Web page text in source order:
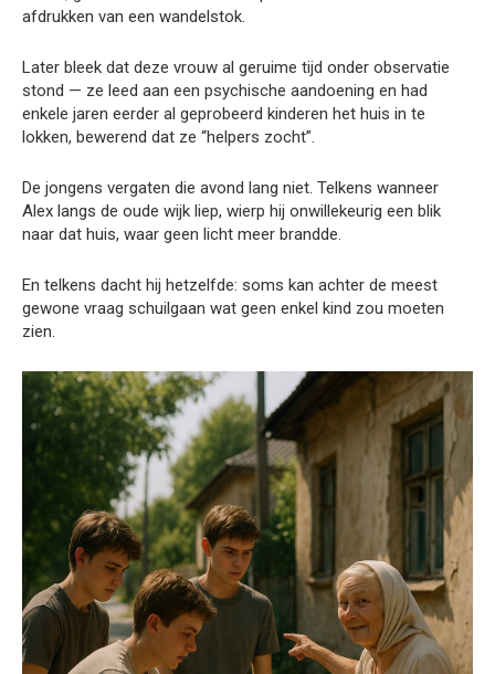
afdrukken van een wandelstok.
Later bleek dat deze vrouw al geruime tijd onder observatie
stond — ze leed aan een psychische aandoening en had
enkele jaren eerder al geprobeerd kinderen het huis in te
lokken, bewerend dat ze “helpers zocht”.
De jongens vergaten die avond lang niet. Telkens wanneer
Alex langs de oude wijk liep, wierp hij onwillekeurig een blik
naar dat huis, waar geen licht meer brandde.
En telkens dacht hij hetzelfde: soms kan achter de meest
gewone vraag schuilgaan wat geen enkel kind zou moeten
zien.